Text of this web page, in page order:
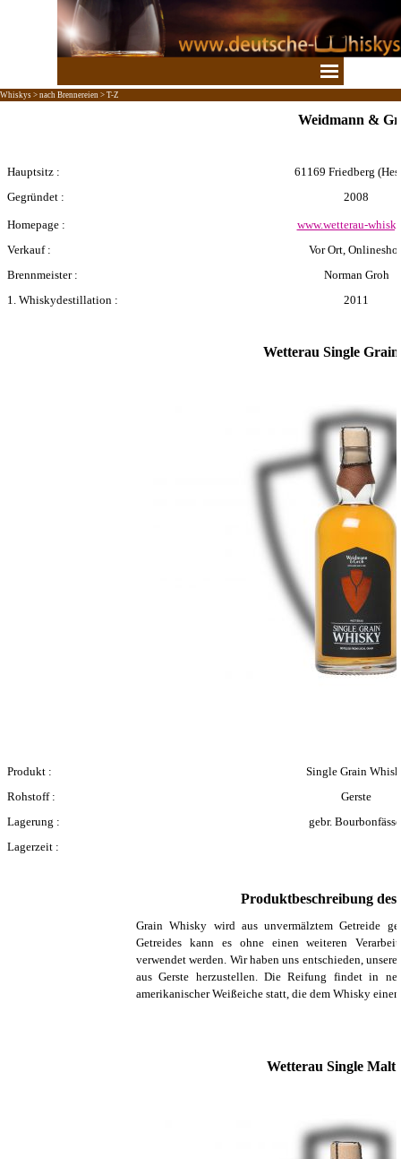
Direkt zum Seiteninhalt
Whiskys > nach Brennereien > T-Z
Weidmann &
Hauptsitz : 61169 Friedberg
Gegründet :
2008
Homepage :
www.wetterau-
Verkauf :
Vor Ort,
Brennmeister :
Norman Groh
1. Whiskydestillation :
2011
Wetterau Single
Produkt :
Single Grain
Rohstoff :
Gerste
Lagerung :
gebr.
Lagerzeit :
Produktbeschreibung des
Grain Whisky wird aus unvermälztem Getreide
Getreides kann es ohne einen weiteren
verwendet werden. Wir haben uns entschieden,
aus Gerste herzustellen. Die Reifung findet in
amerikanischer Weißeiche statt, die dem Whisky
Wetterau Single Malt